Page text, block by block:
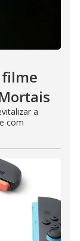
filme
a
com